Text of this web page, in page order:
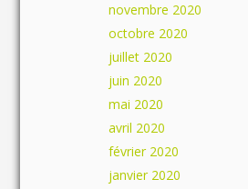
novembre 2020
octobre 2020
juillet 2020
juin 2020
mai 2020
avril 2020
février 2020
janvier 2020